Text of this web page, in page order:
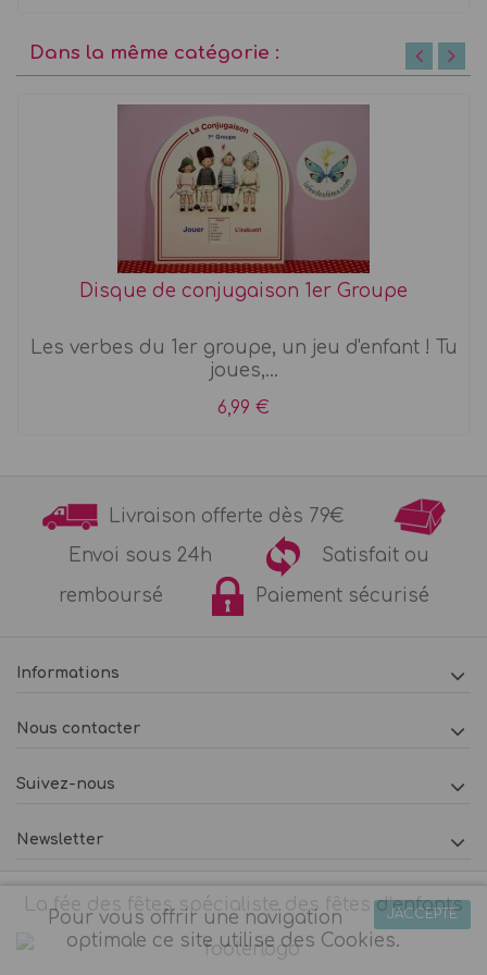
Dans la même catégorie :
Disque de conjugaison 1er Groupe
Les verbes du 1er groupe, un jeu d'enfant ! Tu
joues,...
6,99 €
Livraison offerte dès 79€
Envoi sous 24h
Satisfait ou
remboursé
Paiement sécurisé
Informations
Nous contacter
Suivez-nous
Newsletter
La fée des fêtes spécialiste des fêtes d’enfants
J'ACCEPTE
Pour vous offrir une navigation
optimale ce site utilise des Cookies.